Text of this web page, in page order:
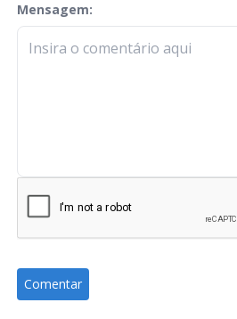
Mensagem:
check-terms